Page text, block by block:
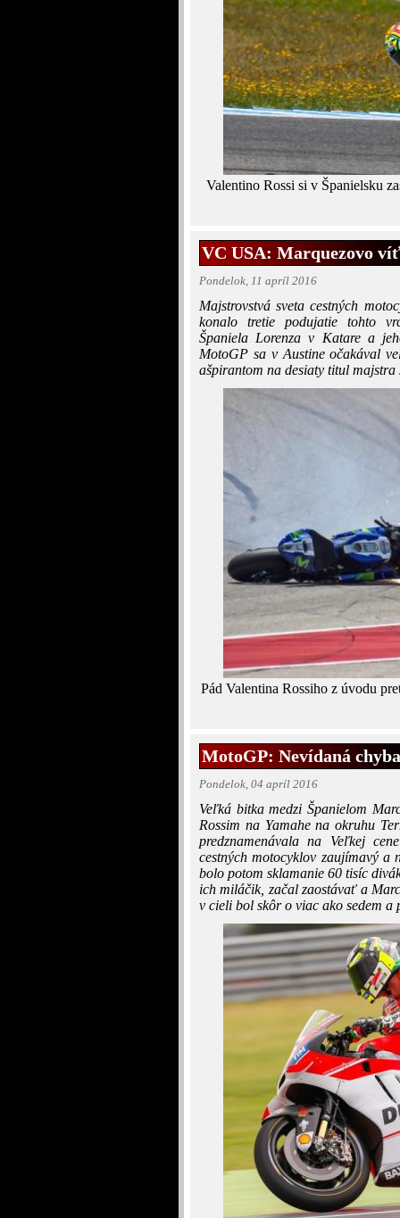
Valentino Rossi si v Španielsku
VC USA: Marquezovo
Pondelok, 11 apríl 2016
Majstrovstvá sveta cestných
konalo tretie podujatie tohto
Španiela Lorenza v Katare a
MotoGP sa v Austine očakával
ašpirantom na desiaty titul majstra
Pád Valentina Rossiho z úvodu
MotoGP: Nevídaná
Pondelok, 04 apríl 2016
Veľká bitka medzi Španielom
Rossim na Yamahe na okruhu
predznamenávala na Veľkej
cestných motocyklov zaujímavý a
bolo potom sklamanie 60 tisíc
ich miláčik, začal zaostávať a
v cieli bol skôr o viac ako sedem a